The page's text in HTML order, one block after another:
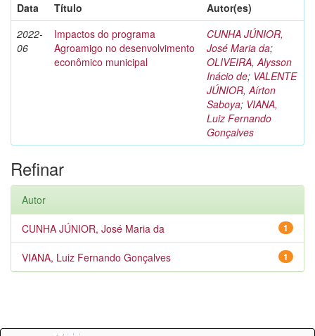
Data
Título
Autor(es)
2022-
06
Impactos do programa
Agroamigo no desenvolvimento
econômico municipal
CUNHA JÚNIOR,
José Maria da;
OLIVEIRA, Alysson
Inácio de; VALENTE
JÚNIOR, Aírton
Saboya; VIANA,
Luiz Fernando
Gonçalves
Refinar
Autor
1
CUNHA JÚNIOR, José Maria da
1
VIANA, Luiz Fernando Gonçalves